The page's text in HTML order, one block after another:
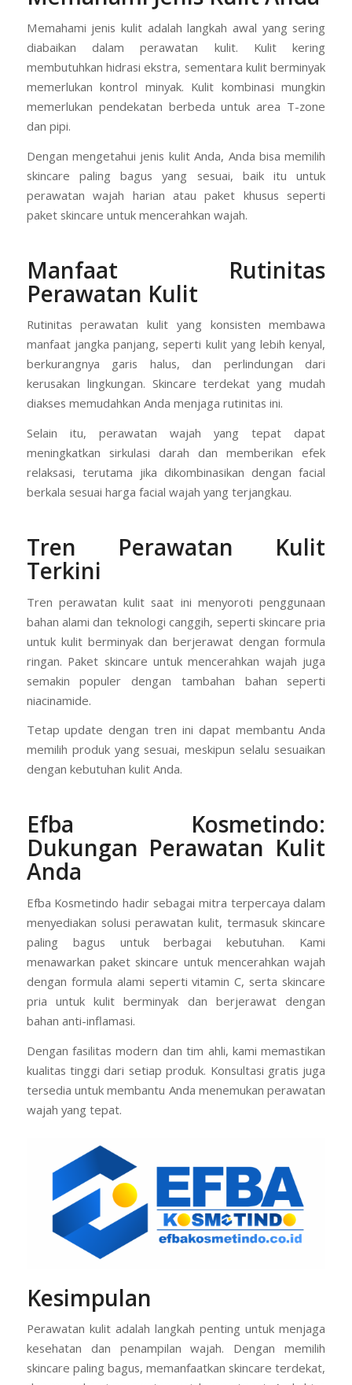
Memahami jenis kulit adalah langkah awal yang sering
diabaikan dalam perawatan kulit. Kulit kering
membutuhkan hidrasi ekstra, sementara kulit berminyak
memerlukan kontrol minyak. Kulit kombinasi mungkin
memerlukan pendekatan berbeda untuk area T-zone
dan pipi.
Dengan mengetahui jenis kulit Anda, Anda bisa memilih
skincare paling bagus yang sesuai, baik itu untuk
perawatan wajah harian atau paket khusus seperti
paket skincare untuk mencerahkan wajah.
Manfaat Rutinitas
Perawatan Kulit
Rutinitas perawatan kulit yang konsisten membawa
manfaat jangka panjang, seperti kulit yang lebih kenyal,
berkurangnya garis halus, dan perlindungan dari
kerusakan lingkungan. Skincare terdekat yang mudah
diakses memudahkan Anda menjaga rutinitas ini.
Selain itu, perawatan wajah yang tepat dapat
meningkatkan sirkulasi darah dan memberikan efek
relaksasi, terutama jika dikombinasikan dengan facial
berkala sesuai harga facial wajah yang terjangkau.
Tren Perawatan Kulit
Terkini
Tren perawatan kulit saat ini menyoroti penggunaan
bahan alami dan teknologi canggih, seperti skincare pria
untuk kulit berminyak dan berjerawat dengan formula
ringan. Paket skincare untuk mencerahkan wajah juga
semakin populer dengan tambahan bahan seperti
niacinamide.
Tetap update dengan tren ini dapat membantu Anda
memilih produk yang sesuai, meskipun selalu sesuaikan
dengan kebutuhan kulit Anda.
Efba Kosmetindo:
Dukungan Perawatan Kulit
Anda
Efba Kosmetindo hadir sebagai mitra terpercaya dalam
menyediakan solusi perawatan kulit, termasuk skincare
paling bagus untuk berbagai kebutuhan. Kami
menawarkan paket skincare untuk mencerahkan wajah
dengan formula alami seperti vitamin C, serta skincare
pria untuk kulit berminyak dan berjerawat dengan
bahan anti-inflamasi.
Dengan fasilitas modern dan tim ahli, kami memastikan
kualitas tinggi dari setiap produk. Konsultasi gratis juga
tersedia untuk membantu Anda menemukan perawatan
wajah yang tepat.
Kesimpulan
Perawatan kulit adalah langkah penting untuk menjaga
kesehatan dan penampilan wajah. Dengan memilih
skincare paling bagus, memanfaatkan skincare terdekat,